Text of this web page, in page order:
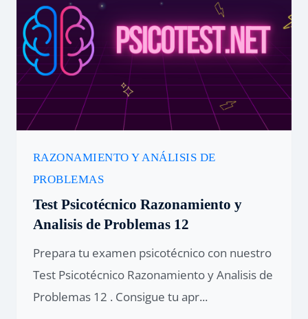
RAZONAMIENTO Y ANÁLISIS DE
PROBLEMAS
Test Psicotécnico Razonamiento y
Analisis de Problemas 12
Prepara tu examen psicotécnico con nuestro
Test Psicotécnico Razonamiento y Analisis de
Problemas 12 . Consigue tu apr...